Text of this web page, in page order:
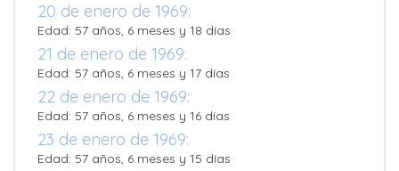
20 de enero de 1969:
Edad: 57 años, 6 meses y 18 días
21 de enero de 1969:
Edad: 57 años, 6 meses y 17 días
22 de enero de 1969:
Edad: 57 años, 6 meses y 16 días
23 de enero de 1969:
Edad: 57 años, 6 meses y 15 días